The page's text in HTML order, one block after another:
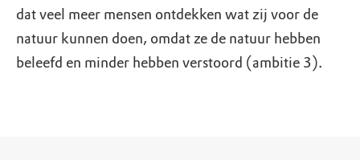
dat veel meer mensen ontdekken wat zij voor de
natuur kunnen doen, omdat ze de natuur hebben
beleefd en minder hebben verstoord (ambitie 3).